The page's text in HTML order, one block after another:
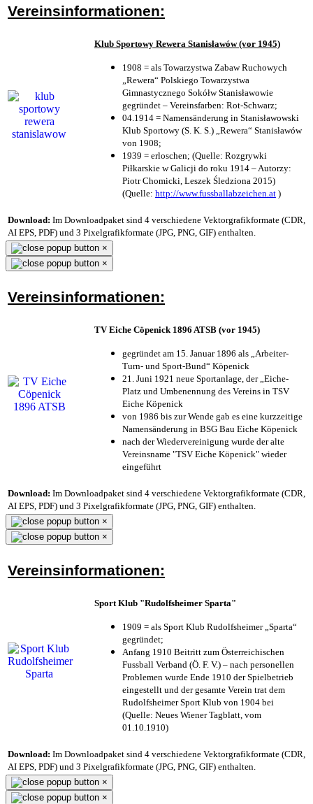
Vereinsinformationen:
Klub Sportowy Rewera Stanisławów (vor 1945)
1908 = als Towarzystwa Zabaw Ruchowych
„Rewera“ Polskiego Towarzystwa
Gimnastycznego Sokółw Stanisławowie
gegründet – Vereinsfarben: Rot-Schwarz;
04.1914 = Namensänderung in Stanisławowski
Klub Sportowy (S. K. S.) „Rewera“ Stanisławów
von 1908;
1939 = erloschen; (Quelle: Rozgrywki
Piłkarskie w Galicji do roku 1914 – Autorzy:
Piotr Chomicki, Leszek Śledziona 2015)
(Quelle: http://www.fussballabzeichen.at )
Download: Im Downloadpaket sind 4 verschiedene Vektorgrafikformate (CDR,
AI EPS, PDF) und 3 Pixelgrafikformate (JPG, PNG, GIF) enthalten.
×
×
Vereinsinformationen:
TV Eiche Cöpenick 1896 ATSB (vor 1945)
gegründet am 15. Januar 1896 als „Arbeiter-
Turn- und Sport-Bund“ Köpenick
21. Juni 1921 neue Sportanlage, der „Eiche-
Platz und Umbenennung des Vereins in TSV
Eiche Köpenick
von 1986 bis zur Wende gab es eine kurzzeitige
Namensänderung in BSG Bau Eiche Köpenick
nach der Wiedervereinigung wurde der alte
Vereinsname "TSV Eiche Köpenick" wieder
eingeführt
Download: Im Downloadpaket sind 4 verschiedene Vektorgrafikformate (CDR,
AI EPS, PDF) und 3 Pixelgrafikformate (JPG, PNG, GIF) enthalten.
×
×
Vereinsinformationen:
Sport Klub "Rudolfsheimer Sparta"
1909 = als Sport Klub Rudolfsheimer „Sparta“
gegründet;
Anfang 1910 Beitritt zum Österreichischen
Fussball Verband (Ö. F. V.) – nach personellen
Problemen wurde Ende 1910 der Spielbetrieb
eingestellt und der gesamte Verein trat dem
Rudolfsheimer Sport Klub von 1904 bei
(Quelle: Neues Wiener Tagblatt, vom
01.10.1910)
Download: Im Downloadpaket sind 4 verschiedene Vektorgrafikformate (CDR,
AI EPS, PDF) und 3 Pixelgrafikformate (JPG, PNG, GIF) enthalten.
×
×